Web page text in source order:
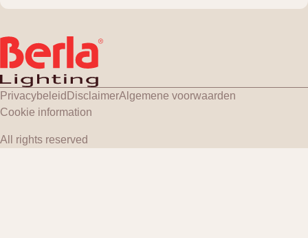
Klantenportaal
Hercules 8, Gilze
Routebeschrijving
All rights reserved
Privacybeleid DisclaimerAlgemene voorwaarden
Cookie information